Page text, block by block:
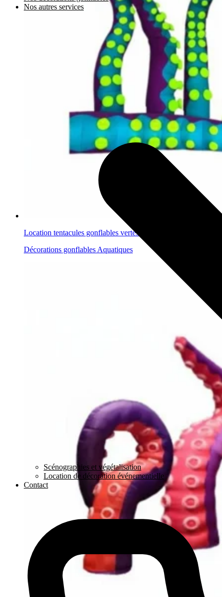
Location tentacules gonflables vertes et violettes
Décorations gonflables Aquatiques
Nos autres services
Scénographies et végétalisation
Location de décoration événementielle
Contact